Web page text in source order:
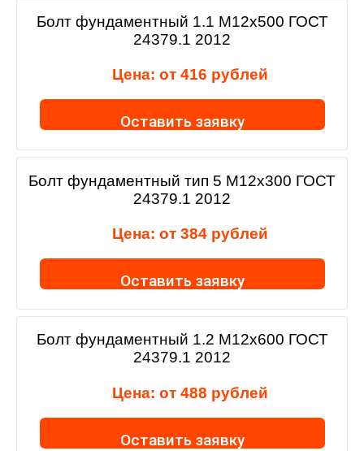
Болт фундаментный 1.1 М12х500 ГОСТ
24379.1 2012
Цена: от 416 рублей
Оставить заявку
Болт фундаментный тип 5 М12х300 ГОСТ
24379.1 2012
Цена: от 384 рублей
Оставить заявку
Болт фундаментный 1.2 М12х600 ГОСТ
24379.1 2012
Цена: от 488 рублей
Оставить заявку